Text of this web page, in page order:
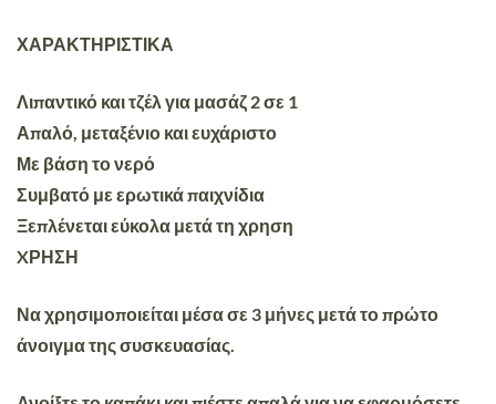
ΧΑΡΑΚΤΗΡΙΣΤΙΚΑ
Λιπαντικό και τζέλ για μασάζ 2 σε 1
Απαλό, μεταξένιο και ευχάριστο
Με βάση το νερό
Συμβατό με ερωτικά παιχνίδια
Ξεπλένεται εύκολα μετά τη χρηση
XΡΗΣΗ
Να χρησιμοποιείται μέσα σε 3 μήνες μετά το πρώτο
άνοιγμα της συσκευασίας.